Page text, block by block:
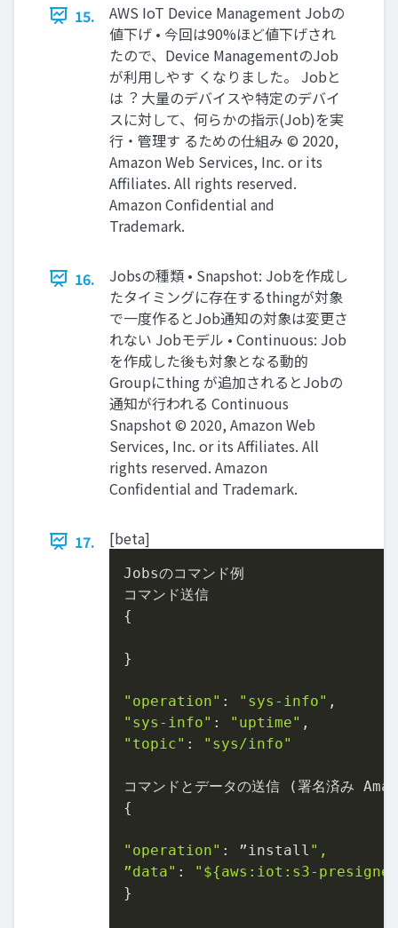
15.
AWS IoT Device Management Jobの
値下げ • 今回は90%ほど値下げされ
たので、Device ManagementのJob
が利⽤しやす くなりました。 Jobと
は︖ ⼤量のデバイスや特定のデバイ
スに対して、何らかの指⽰(Job)を実
⾏・管理す るための仕組み © 2020,
Amazon Web Services, Inc. or its
Affiliates. All rights reserved.
Amazon Confidential and
Trademark.
16.
Jobsの種類 • Snapshot: Jobを作成し
たタイミングに存在するthingが対象
で⼀度作るとJob通知の対象は変更さ
れない Jobモデル • Continuous: Job
を作成した後も対象となる動的
Groupにthing が追加されるとJobの
通知が⾏われる Continuous
Snapshot © 2020, Amazon Web
Services, Inc. or its Affiliates. All
rights reserved. Amazon
Confidential and Trademark.
17. [beta]
Jobsのコマンド例
コマンド送信
{
}
"operation" : "sys-info"
"sys-info" : "uptime"
"topic" : "sys/info"
コマンドとデータの送信 (署名済み
{
"operation" : ”install ",
”data" : " ${aws:iot:s3-
}